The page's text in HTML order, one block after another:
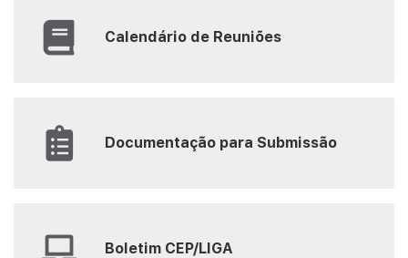
Calendário de Reuniões
Documentação para Submissão
Boletim CEP/LIGA